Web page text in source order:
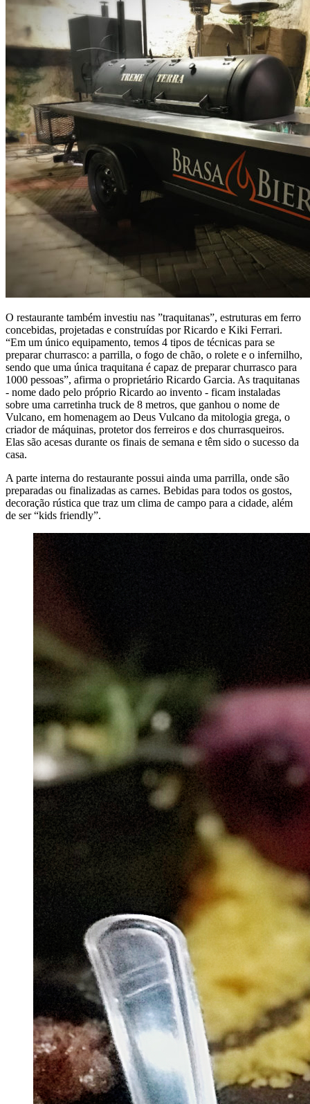
O restaurante também investiu nas ”traquitanas”, estruturas em ferro
concebidas, projetadas e construídas por Ricardo e Kiki Ferrari.
“Em um único equipamento, temos 4 tipos de técnicas para se
preparar churrasco: a parrilla, o fogo de chão, o rolete e o infernilho,
sendo que uma única traquitana é capaz de preparar churrasco para
1000 pessoas”, afirma o proprietário Ricardo Garcia. As traquitanas
- nome dado pelo próprio Ricardo ao invento - ficam instaladas
sobre uma carretinha truck de 8 metros, que ganhou o nome de
Vulcano, em homenagem ao Deus Vulcano da mitologia grega, o
criador de máquinas, protetor dos ferreiros e dos churrasqueiros.
Elas são acesas durante os finais de semana e têm sido o sucesso da
casa.
A parte interna do restaurante possui ainda uma parrilla, onde são
preparadas ou finalizadas as carnes. Bebidas para todos os gostos,
decoração rústica que traz um clima de campo para a cidade, além
de ser “kids friendly”.